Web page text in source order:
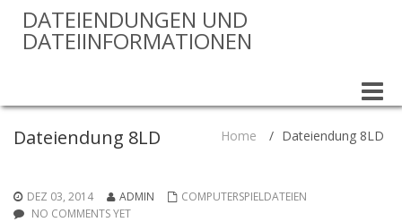
DATEIENDUNGEN UND
DATEIINFORMATIONEN
Toggle
Dateiendung 8LD Home / Dateiendung 8LD
DEZ 03, 2014 ADMIN
COMPUTERSPIELDATEIEN
NO COMMENTS YET